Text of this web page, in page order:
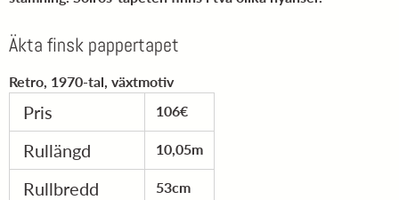
Äkta finsk pappertapet
Retro, 1970-tal, växtmotiv
Pris 106€
Rullängd 10,05m
Rullbredd 53cm